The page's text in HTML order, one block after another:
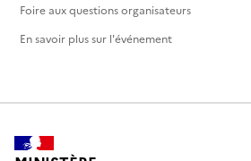
Foire aux questions organisateurs
En savoir plus sur l'événement